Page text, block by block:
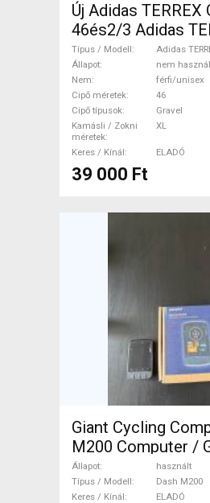
Új Adidas TERREX
46és2/3 Adidas
Swift R3 GTX
Kamásli 46 Gravel
használt férfi/
Típus / Modell
Adidas
Állapot
nem
Nem
férfi/unisex
Cipő méretek
46
Cipő típusok
Gravel
Kamásli / Zokni
méretek
XL
Keres / Kínál ELADÓ
39 000 Ft
Giant Cycling
M200 Computer /
Kamera használt
Állapot
használt
Típus / Modell
Dash M200
Keres / Kínál
ELADÓ